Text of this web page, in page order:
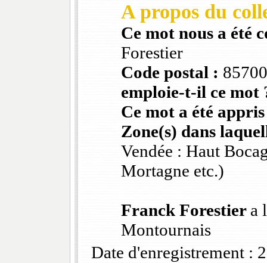
A propos du
Ce mot nous a été
Forestier
Code postal :
emploie-t-il ce mot
Ce mot a été
Zone(s) dans
Vendée : Haut
Mortagne etc.)
Franck Forestier a
Montournais
Date d'enregistrement :